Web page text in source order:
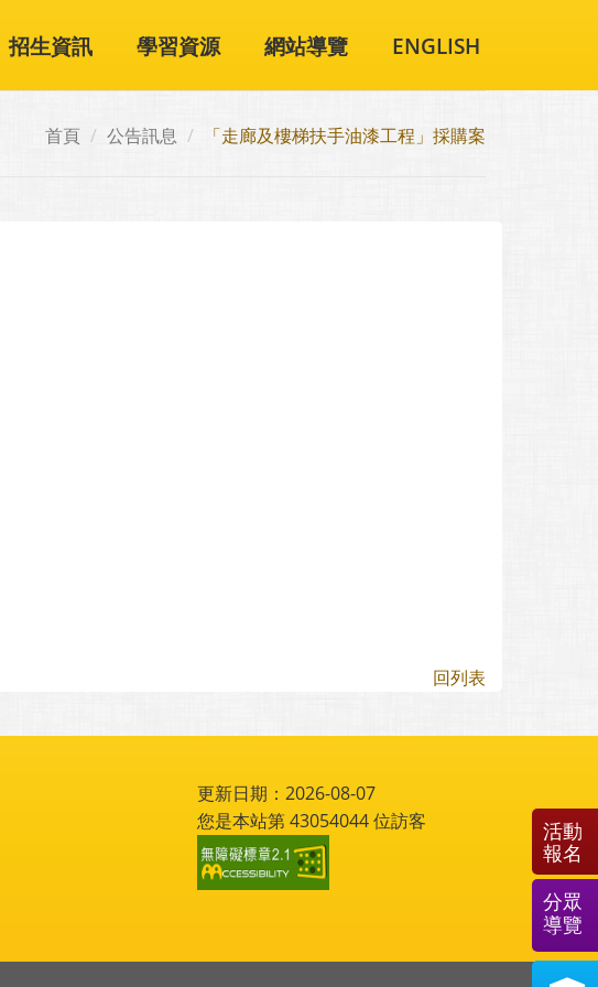
招生資訊 學習資源 網站導覽 ENGLISH
首頁 公告訊息 「走廊及樓梯扶手油漆工程」採購案
回列表
更新日期：2026-08-07
您是本站第43054044位訪客
活動
報名
分眾
導覽